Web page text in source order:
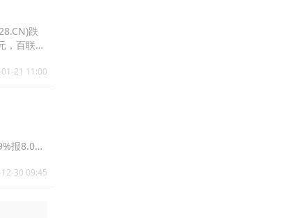
跌
，百联股
21 11:00
报8.0
30 09:45